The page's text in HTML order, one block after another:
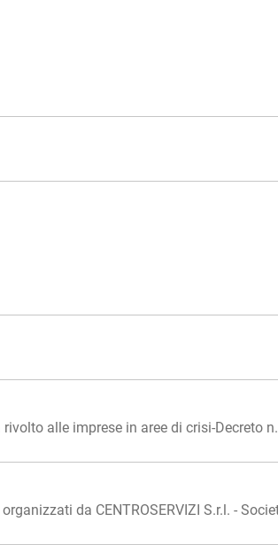
alle imprese in aree di crisi-Decreto
da CENTROSERVIZI S.r.l. -